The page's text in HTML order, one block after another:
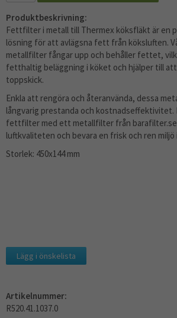
Produktbeskrivning:
Fettfilter i metall till Thermex köksfläkt är en
lösning för att avlägsna fett från köksluften.
metallfilter fångar upp och behåller fettet,
fetthaltig beläggning i köket och hjälper till
toppskick.
Enkla att rengöra och återanvända, dessa
långvarig prestanda och
fettfilter med ett metallfilter från
luftkvaliteten och bevara en frisk och ren
Storlek: 450x144 mm
Lägg i önskelista
Artikelnummer:
R520.41.1037.0